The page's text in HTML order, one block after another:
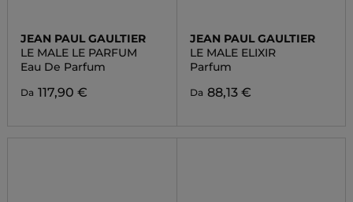
JEAN PAUL GAULTIER
LE MALE LE PARFUM
Eau De Parfum
Da 117,90 €
JEAN PAUL GAULTIER
LE MALE ELIXIR
Parfum
Da 88,13 €